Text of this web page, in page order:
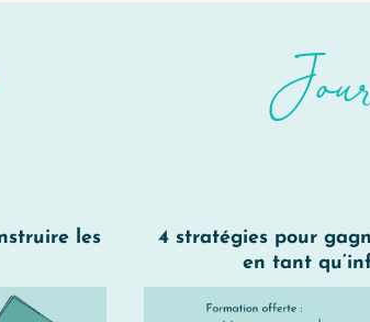
les
4 stratégies pour
en tant